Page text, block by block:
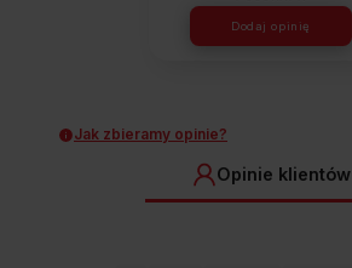
Dodaj opinię
Jak zbieramy opinie?
Opinie klientów